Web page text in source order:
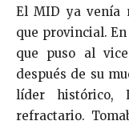
El MID ya venía
que provincial.
que puso al
después de su
líder histórico,
refractario.